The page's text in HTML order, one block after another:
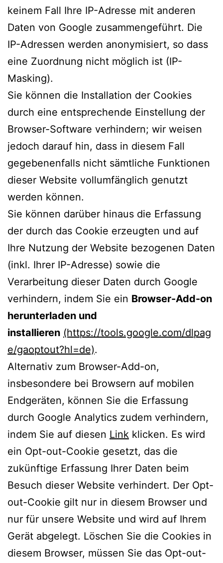
keinem Fall Ihre IP-Adresse mit anderen
Daten von Google zusammengeführt. Die
IP-Adressen werden anonymisiert, so dass
eine Zuordnung nicht möglich ist (IP-
Masking).
Sie können die Installation der Cookies
durch eine entsprechende Einstellung der
Browser-Software verhindern; wir weisen
jedoch darauf hin, dass in diesem Fall
gegebenenfalls nicht sämtliche Funktionen
dieser Website vollumfänglich genutzt
werden können.
Sie können darüber hinaus die Erfassung
der durch das Cookie erzeugten und auf
Ihre Nutzung der Website bezogenen Daten
(inkl. Ihrer IP-Adresse) sowie die
Verarbeitung dieser Daten durch Google
verhindern, indem Sie ein Browser-Add-on
herunterladen und
installieren (https://tools.google.com/dlpag
e/gaoptout?hl=de).
Alternativ zum Browser-Add-on,
insbesondere bei Browsern auf mobilen
Endgeräten, können Sie die Erfassung
durch Google Analytics zudem verhindern,
indem Sie auf diesen Link klicken. Es wird
ein Opt-out-Cookie gesetzt, das die
zukünftige Erfassung Ihrer Daten beim
Besuch dieser Website verhindert. Der Opt-
out-Cookie gilt nur in diesem Browser und
nur für unsere Website und wird auf Ihrem
Gerät abgelegt. Löschen Sie die Cookies in
diesem Browser, müssen Sie das Opt-out-